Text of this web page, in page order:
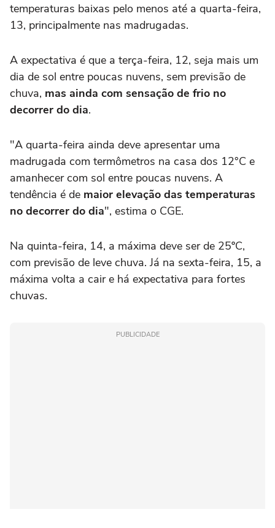
temperaturas baixas pelo menos até a quarta-feira,
13, principalmente nas madrugadas.
A expectativa é que a terça-feira, 12, seja mais um
dia de sol entre poucas nuvens, sem previsão de
chuva, mas ainda com sensação de frio no
decorrer do dia.
"A quarta-feira ainda deve apresentar uma
madrugada com termômetros na casa dos 12°C e
amanhecer com sol entre poucas nuvens. A
tendência é de maior elevação das temperaturas
no decorrer do dia", estima o CGE.
Na quinta-feira, 14, a máxima deve ser de 25ºC,
com previsão de leve chuva. Já na sexta-feira, 15, a
máxima volta a cair e há expectativa para fortes
chuvas.
PUBLICIDADE